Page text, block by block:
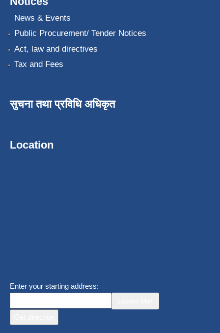
News & Events
Public Procurement/ Tender Notices
Act, law and directives
Tax and Fees
सुचना तथा प्रविधि अधिकृत
Location
Enter your starting address: